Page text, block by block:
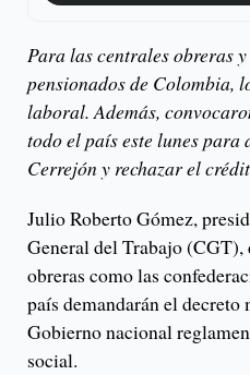
Para las centrales obreras
pensionados de Colombia,
laboral. Además,
todo el país este lunes
Cerrejón y rechazar el
Julio Roberto Gómez,
General del Trabajo (CGT),
obreras como las
país demandarán el decreto
Gobierno nacional
social.